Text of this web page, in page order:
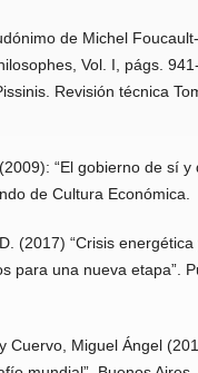
de Michel
Vol. I, págs.
Revisión técnica
“El gobierno de sí y
de Cultura Económica.
(2017) “Crisis
para una nueva etapa”.
Cuervo, Miguel Ángel